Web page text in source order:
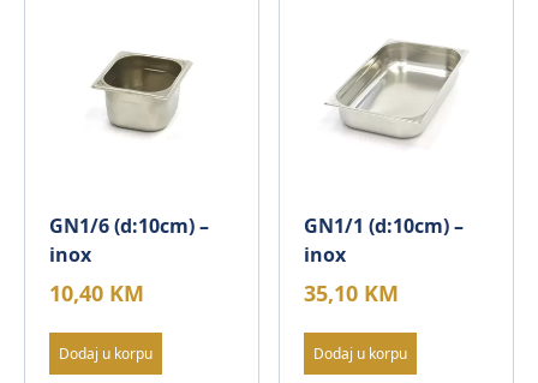
GN1/6 (d:10cm) –
inox
10,40 KM
Dodaj u korpu
GN1/1 (d:10cm) –
inox
35,10 KM
Dodaj u korpu